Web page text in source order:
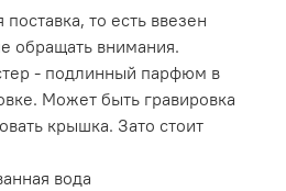
то есть ввезен
обращать внимания.
- подлинный парфюм в
Может быть гравировка
крышка. Зато стоит
вода